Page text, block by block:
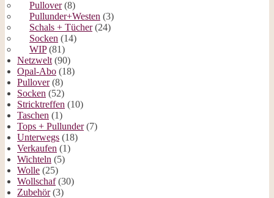
Pullover(8)
Pullunder+Westen (3)
Schals + Tücher(24)
Socken (14)
WIP(81)
Netzwelt (90)
Opal-Abo (18)
Pullover(8)
Socken (52)
Stricktreffen (10)
Taschen (1)
Tops + Pullunder(7)
Unterwegs (18)
Verkaufen (1)
Wichteln (5)
Wolle (25)
Wollschaf(30)
Zubehör(3)